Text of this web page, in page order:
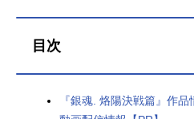
今期アニメ曜日別一覧
春アニメ
目次
『銀魂. 烙陽決戦篇』作品